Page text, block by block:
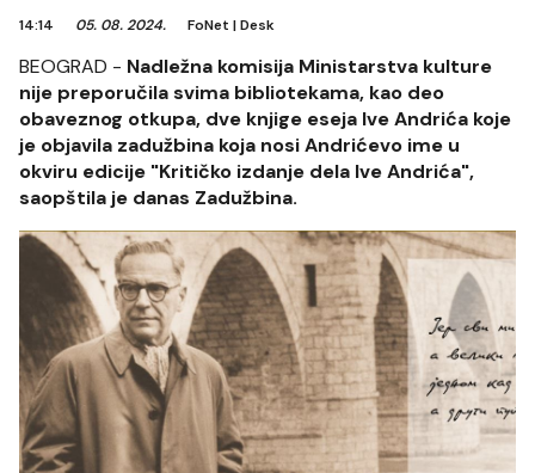
14:14 05. 08. 2024. FoNet |Desk
BEOGRAD - Nadležna komisija Ministarstva kulture
nije preporučila svima bibliotekama, kao deo
obaveznog otkupa, dve knjige eseja Ive Andrića koje
je objavila zadužbina koja nosi Andrićevo ime u
okviru edicije "Kritičko izdanje dela Ive Andrića",
saopštila je danas Zadužbina.